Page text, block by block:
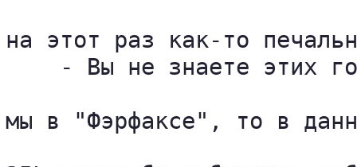
на этот раз как-то
- Вы не знаете этих
мы в "Фэрфаксе", то в